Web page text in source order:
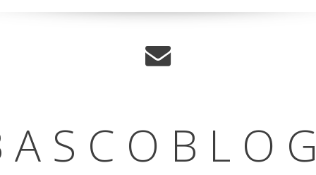
A S C O B L O